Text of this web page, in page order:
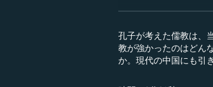
孔子が考えた儒教は、
教が強かったのはどん
か。現代の中国にも引